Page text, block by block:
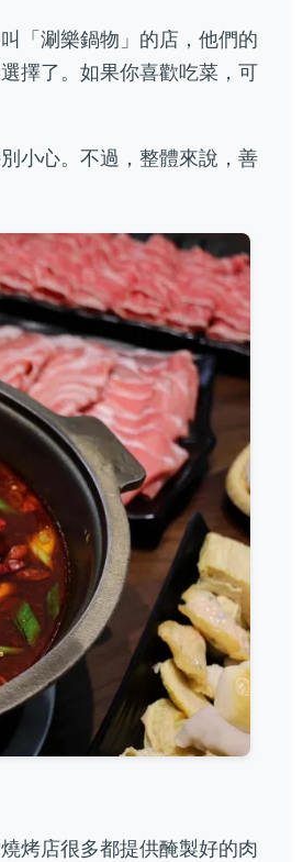
「涮樂鍋物」的店，他們的
擇了。如果你喜歡吃菜，可
小心。不過，整體來說，善
烤店很多都提供醃製好的肉